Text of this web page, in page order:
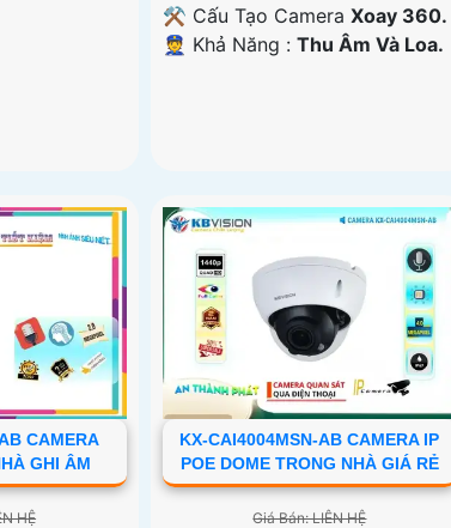
⚒ Cấu Tạo Camera Xoay 360.
️👮 Khả Năng : Thu Âm Và Loa.
CAMERA
GHI ÂM
HỆ
KX-CAI4004MSN-AB CAMERA IP
POE DOME TRONG NHÀ GIÁ RẺ
Giá Bán: LIÊN HỆ